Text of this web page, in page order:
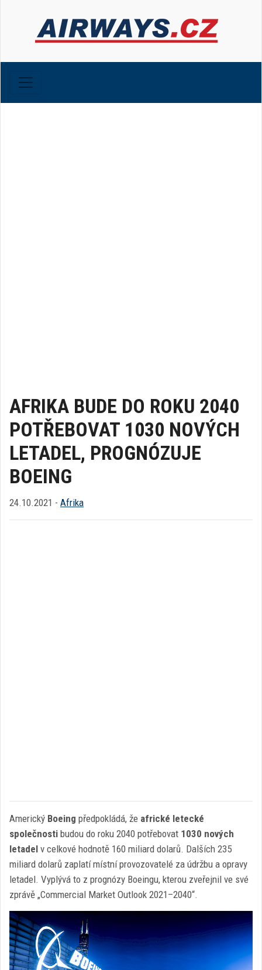
AFRIKA BUDE DO ROKU 2040
POTŘEBOVAT 1030 NOVÝCH
LETADEL, PROGNÓZUJE
BOEING
24.10.2021 - Afrika
Americký Boeing předpokládá, že africké letecké
společnosti budou do roku 2040 potřebovat 1030 nových
letadel v celkové hodnotě 160 miliard dolarů. Dalších 235
miliard dolarů zaplatí místní provozovatelé za údržbu a opravy
letadel. Vyplývá to z prognózy Boeingu, kterou zveřejnil ve své
zprávě „Commercial Market Outlook 2021–2040“.